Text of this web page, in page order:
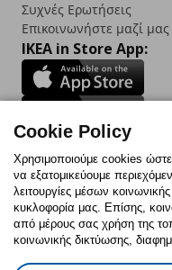
Συχνές Ερωτήσεις
Επικοινωνήστε μαζί μας
IKEA in Store App:
Follow us:
FacebookInstagram
TikTok
Cookie Policy
Χρησιμοποιούμε cookies
να εξατομικεύουμε
λειτουργίες μέσων
κυκλοφορία μας. Επίσης,
από μέρους σας χρήση της
κοινωνικής δικτύωσης,